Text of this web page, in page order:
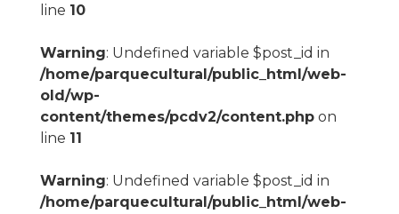
line 10
Warning: Undefined variable $post_id in
/home/parquecultural/public_html/web-
old/wp-
content/themes/pcdv2/content.phpon
line 11
Warning: Undefined variable $post_id in
/home/parquecultural/public_html/web-